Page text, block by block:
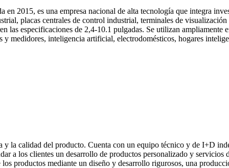
2015, es una empresa nacional de alta tecnología que integra
placas centrales de control industrial, terminales de
las especificaciones de 2,4-10.1 pulgadas. Se utilizan ampliamente
medidores, inteligencia artificial, electrodomésticos, hogares
la calidad del producto. Cuenta con un equipo técnico y de I+D
a los clientes un desarrollo de productos personalizado y
productos mediante un diseño y desarrollo rigurosos, una